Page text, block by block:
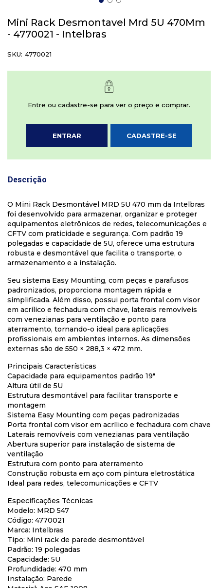
para
início
da
de
Mini Rack Desmontavel Mrd 5U 470Mm
- 4770021 - Intelbras
SKU 4770021
Entre ou cadastre-se para ver o preço e comprar.
ENTRAR CADASTRE-SE
Descrição
O Mini Rack Desmontável MRD 5U 470 mm da Intelbras
foi desenvolvido para armazenar, organizar e proteger
equipamentos eletrônicos de redes, telecomunicações e
CFTV com praticidade e segurança. Com padrão 19
polegadas e capacidade de 5U, oferece uma estrutura
robusta e desmontável que facilita o transporte, o
armazenamento e a instalação.
Seu sistema Easy Mounting, com peças e parafusos
padronizados, proporciona montagem rápida e
simplificada. Além disso, possui porta frontal com visor
em acrílico e fechadura com chave, laterais removíveis
com venezianas para ventilação e ponto para
aterramento, tornando-o ideal para aplicações
profissionais em ambientes internos. As dimensões
externas são de 550 × 288,3 × 472 mm.
Principais Características
Capacidade para equipamentos padrão 19"
Altura útil de 5U
Estrutura desmontável para facilitar transporte e
montagem
Sistema Easy Mounting com peças padronizadas
Porta frontal com visor em acrílico e fechadura com chave
Laterais removíveis com venezianas para ventilação
Abertura superior para instalação de sistema de
ventilação
Estrutura com ponto para aterramento
Construção robusta em aço com pintura eletrostática
Ideal para redes, telecomunicações e CFTV
Especificações Técnicas
Modelo: MRD 547
Código: 4770021
Marca: Intelbras
Tipo: Mini rack de parede desmontável
Padrão: 19 polegadas
Capacidade: 5U
Profundidade: 470 mm
Instalação: Parede